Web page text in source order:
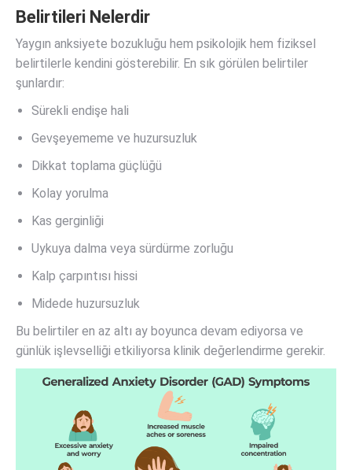
Belirtileri Nelerdir
Yaygın anksiyete bozukluğu hem psikolojik hem fiziksel
belirtilerle kendini gösterebilir. En sık görülen belirtiler
şunlardır:
Sürekli endişe hali
Gevşeyememe ve huzursuzluk
Dikkat toplama güçlüğü
Kolay yorulma
Kas gerginliği
Uykuya dalma veya sürdürme zorluğu
Kalp çarpıntısı hissi
Midede huzursuzluk
Bu belirtiler en az altı ay boyunca devam ediyorsa ve
günlük işlevselliği etkiliyorsa klinik değerlendirme gerekir.